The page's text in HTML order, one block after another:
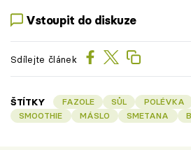
Vstoupit do diskuze
Sdílejte článek
ŠTÍTKY FAZOLE SŮL POLÉVKA
SMOOTHIE
MÁSLO SMETANA